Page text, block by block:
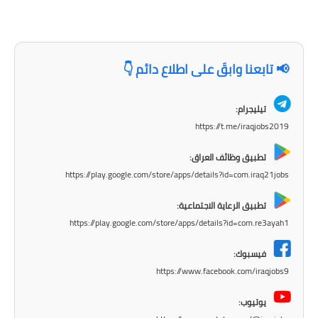
ملازم دراسية
المرحلة الابتدائية
دروس
📢 تابعنا وابقَ على اطلاع دائم 👇
تيليجرام:
https://t.me/iraqjobs2019
تطبيق وظائف العراق:
https://play.google.com/store/apps/details?id=com.iraq21jobs
تطبيق الرعاية الاجتماعية:
https://play.google.com/store/apps/details?id=com.re3ayah1
فيسبوك:
https://www.facebook.com/iraqjobs9
يوتيوب: